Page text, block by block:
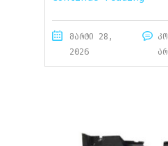
მარტი 28,
2026